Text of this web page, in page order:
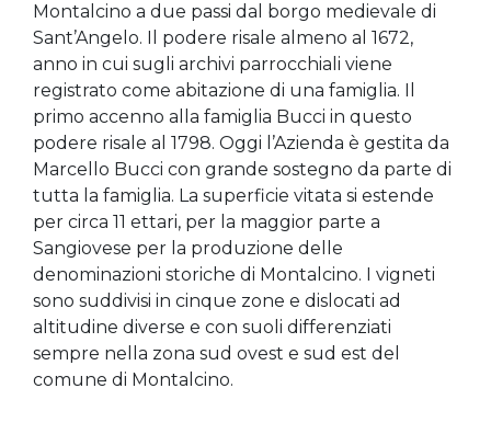
Montalcino a due passi dal borgo medievale di
Sant’Angelo. Il podere risale almeno al 1672,
anno in cui sugli archivi parrocchiali viene
registrato come abitazione di una famiglia. Il
primo accenno alla famiglia Bucci in questo
podere risale al 1798. Oggi l’Azienda è gestita da
Marcello Bucci con grande sostegno da parte di
tutta la famiglia. La superficie vitata si estende
per circa 11 ettari, per la maggior parte a
Sangiovese per la produzione delle
denominazioni storiche di Montalcino. I vigneti
sono suddivisi in cinque zone e dislocati ad
altitudine diverse e con suoli differenziati
sempre nella zona sud ovest e sud est del
comune di Montalcino.